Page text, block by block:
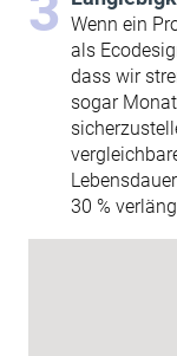
Wenn ein
als
dass wir
sogar
30 %